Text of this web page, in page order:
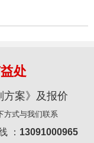
处
方案》及报价
方式与我们联系
： 13091000965